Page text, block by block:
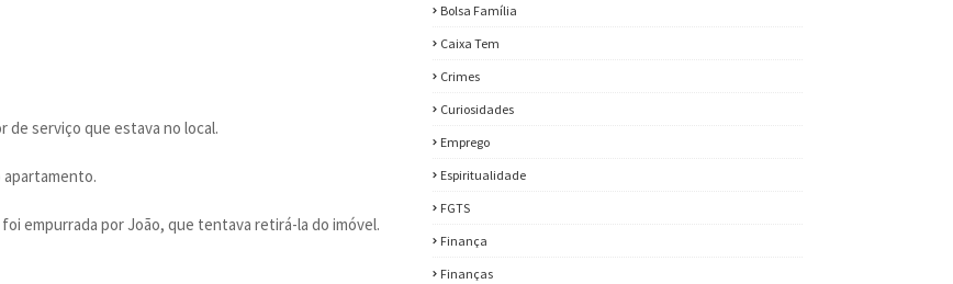
serviço que estava no local.
apartamento.
empurrada por João, que tentava retirá-la do imóvel.
Bolsa Família
Caixa Tem
Crimes
Curiosidades
Emprego
Espiritualidade
FGTS
Finança
Finanças